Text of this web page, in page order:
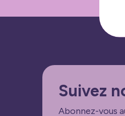
Suivez
Abonnez-vous